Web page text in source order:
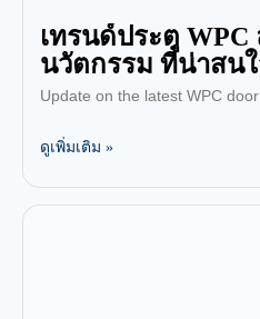
เทรนด์ประตู
นวัตกรรม ที่น่าสน
Update on the latest WPC
ดูเพิ่มเติม »